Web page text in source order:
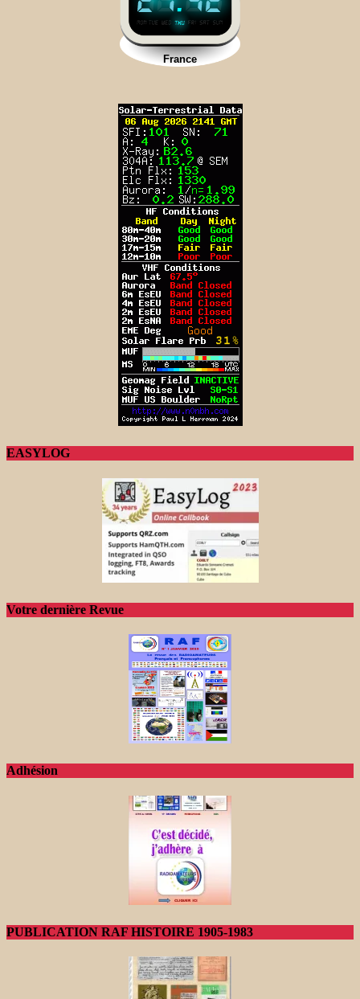
EASYLOG
Votre dernière Revue
Adhésion
PUBLICATION RAF HISTOIRE 1905-1983